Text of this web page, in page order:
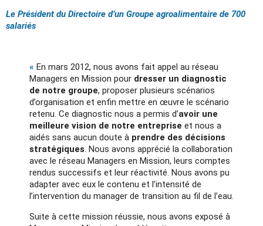
Le Président du Directoire d’un Groupe agroalimentaire de 700
salariés
« En mars 2012, nous avons fait appel au réseau
Managers en Mission pour dresser un diagnostic
de notre groupe, proposer plusieurs scénarios
d’organisation et enfin mettre en œuvre le scénario
retenu. Ce diagnostic nous a permis d’avoir une
meilleure vision de notre entreprise et nous a
aidés sans aucun doute à prendre des décisions
stratégiques. Nous avons apprécié la collaboration
avec le réseau Managers en Mission, leurs comptes
rendus successifs et leur réactivité. Nous avons pu
adapter avec eux le contenu et l’intensité de
l’intervention du manager de transition au fil de l’eau.
Suite à cette mission réussie, nous avons exposé à